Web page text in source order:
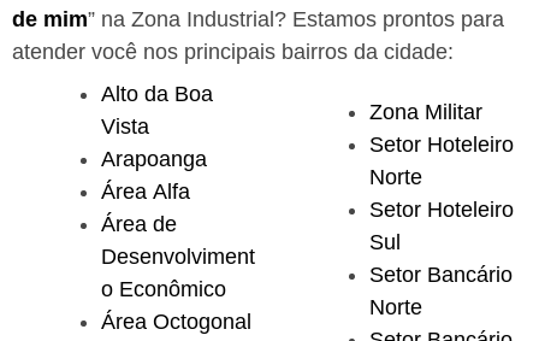
de mim” na Zona Industrial? Estamos prontos para
atender você nos principais bairros da cidade:
Alto da Boa
Vista
Arapoanga
Área Alfa
Área de
Desenvolviment
o Econômico
Área Octogonal
Zona Militar
Setor Hoteleiro
Norte
Setor Hoteleiro
Sul
Setor Bancário
Norte